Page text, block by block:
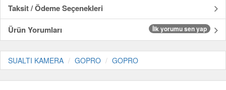
Taksit / Ödeme Seçenekleri
Ürün Yorumları
İlk yorumu sen yap
SUALTI KAMERA GOPRO GOPRO